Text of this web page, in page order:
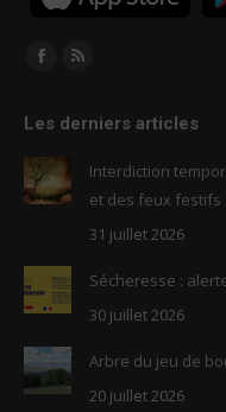
Trouvez nous sur :
Facebook
opens
in
new
opens
new
window
Les derniers articles
Interdiction
et des feux festifs
31 juillet 2026
Sécheresse :
30 juillet 2026
Arbre du jeu de
20 juillet 2026